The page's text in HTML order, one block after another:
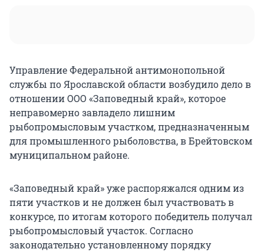
Управление Федеральной антимонопольной
службы по Ярославской области возбудило дело в
отношении ООО «Заповедный край», которое
неправомерно завладело лишним
рыбопромысловым участком, предназначенным
для промышленного рыболовства, в Брейтовском
муниципальном районе.
«Заповедный край» уже распоряжался одним из
пяти участков и не должен был участвовать в
конкурсе, по итогам которого победитель получал
рыбопромысловый участок. Согласно
законодательно установленному порядку